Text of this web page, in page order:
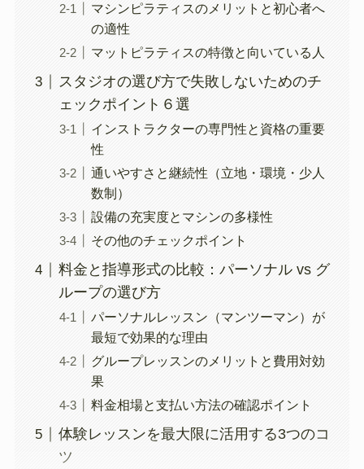
マシンピラティスのメリットと初心者へ
の適性
マットピラティスの特徴と向いている人
スタジオの選び方で失敗しないためのチ
ェックポイント６選
インストラクターの専門性と資格の重要
性
通いやすさと継続性（立地・環境・少人
数制）
設備の充実度とマシンの多様性
その他のチェックポイント
料金と指導形式の比較：パーソナル vs グ
ループの選び方
パーソナルレッスン（マンツーマン）が
最短で効果的な理由
グループレッスンのメリットと費用対効
果
料金相場と支払い方法の確認ポイント
体験レッスンを最大限に活用する3つのコ
ツ